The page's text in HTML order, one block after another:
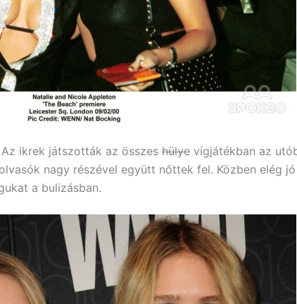
ikrek játszották az összes hülye vígjátékban az
nagy részével együtt nőttek fel. Közben elég
a bulizásban.